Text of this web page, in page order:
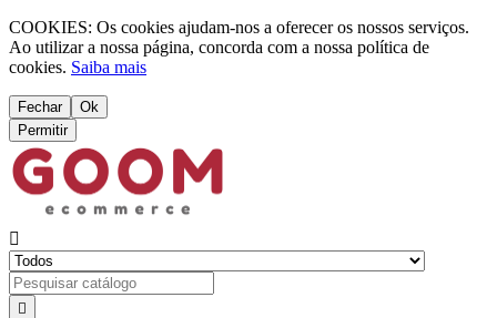
COOKIES: Os cookies ajudam-nos a oferecer os nossos serviços.
Ao utilizar a nossa página, concorda com a nossa política de
cookies. Saiba mais
Fechar
Ok
Permitir

